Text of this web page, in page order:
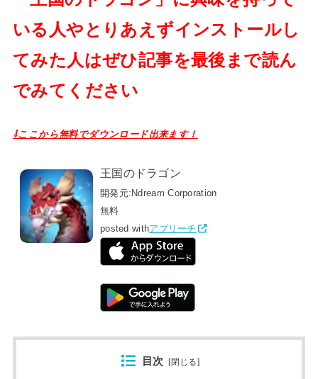
いる人やとりあえずインストールし
てみた人はぜひ記事を最後まで読ん
でみてください
⇩ここから無料でダウンロード出来ます！
王国のドラゴン
開発元: Ndream Corporation
無料
posted withアプリーチ
目次 [閉じる]